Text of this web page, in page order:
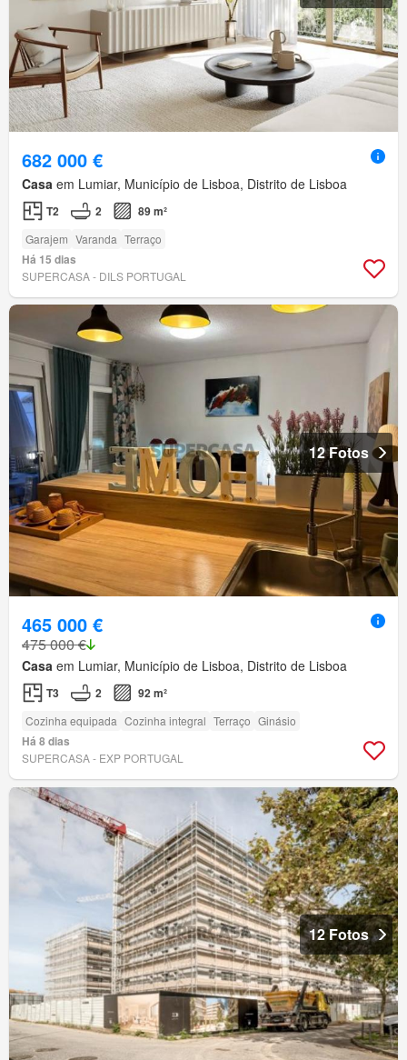
682 000 €
Casa em Lumiar, Município de Lisboa, Distrito de Lisboa
T2 2 89 m²
Garajem Varanda Terraço
Há 15 dias
SUPERCASA - DILS PORTUGAL
12 Fotos
465 000 €
475 000 €
Casa em Lumiar, Município de Lisboa, Distrito de Lisboa
T3 2 92 m²
Cozinha equipada Cozinha integral Terraço Ginásio
Há 8 dias
SUPERCASA - EXP PORTUGAL
12 Fotos